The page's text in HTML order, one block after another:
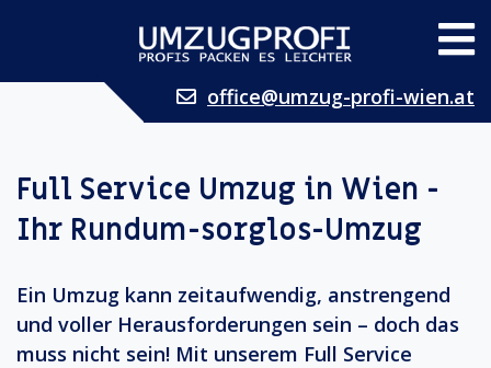
office@umzug-profi-wien.at
Full Service Umzug in Wien -
Ihr Rundum-sorglos-Umzug
Ein Umzug kann zeitaufwendig, anstrengend
und voller Herausforderungen sein – doch das
muss nicht sein! Mit unserem Full Service